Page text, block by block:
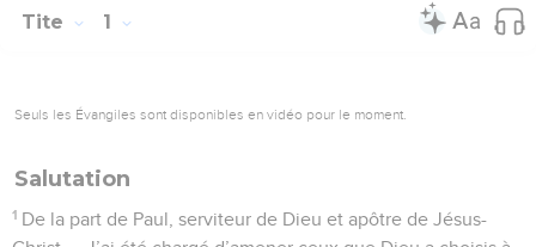
Tite 1
Seuls les Évangiles sont disponibles en vidéo pour le moment.
Salutation
1 De la part de Paul, serviteur de Dieu et apôtre de Jésus-